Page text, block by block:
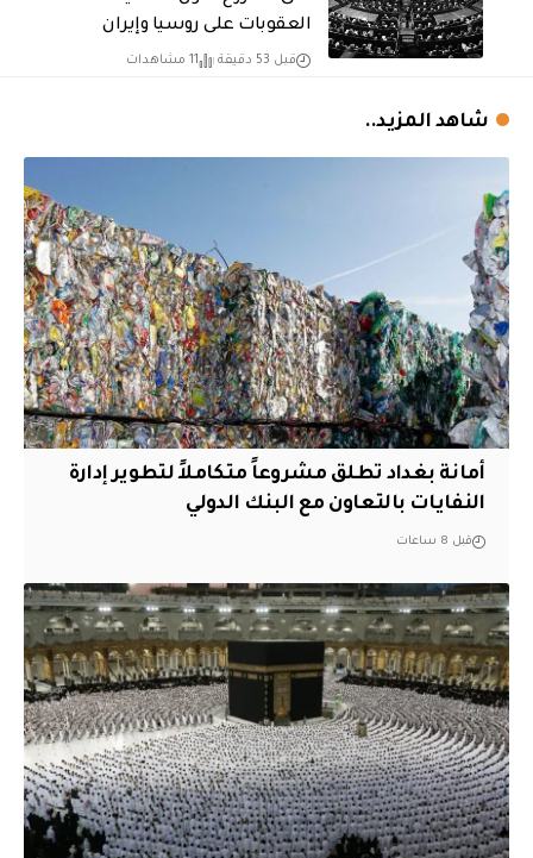
العقوبات على روسيا وإيران
قبل 53 دقيقة 11 مشاهدات
شاهد المزيد..
أمانة بغداد تطلق مشروعاً متكاملاً لتطوير إدارة
النفايات بالتعاون مع البنك الدولي
قبل 8 ساعات